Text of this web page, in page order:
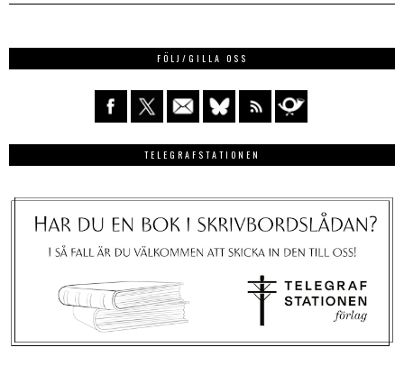
FÖLJ/GILLA OSS
TELEGRAFSTATIONEN